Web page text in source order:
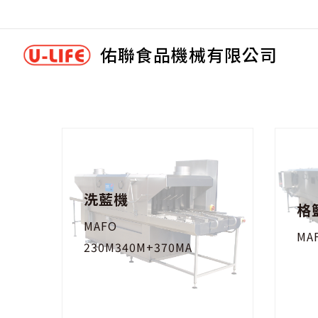
佑聯食品機械有限公司
洗藍機
MAFO
230M340M+370MA
格